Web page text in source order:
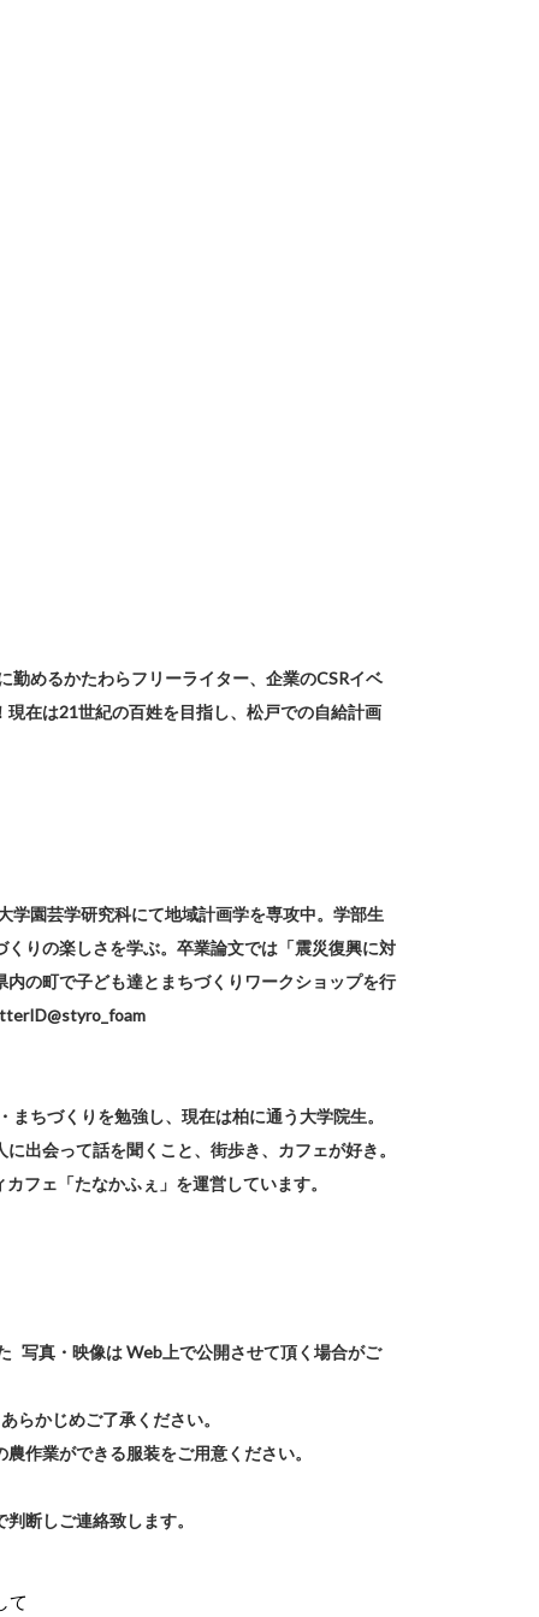
めるかたわらフリーライター、企業のCSRイベ
在は21世紀の百姓を目指し、松戸での自給計画
学園芸学研究科にて地域計画学を専攻中。学部生
りの楽しさを学ぶ。卒業論文では「震災復興に対
の町で子ども達とまちづくりワークショップを行
ちづくりを勉強し、現在は柏に通う大学院生。
出会って話を聞くこと、街歩き、カフェが好き。
フェ「たなかふぇ」を運営しています。
写真・映像は Web上で公開させて頂く場合がご
かじめご了承ください。
作業ができる服装をご用意ください。
断しご連絡致します。